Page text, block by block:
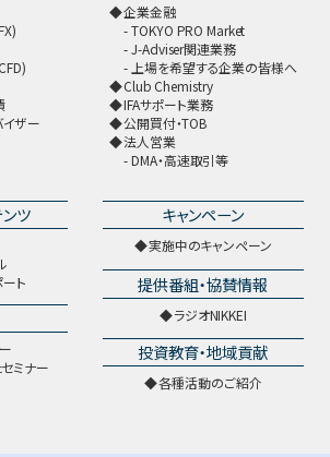
ザー
企業金融
TOKYO PRO Market
J-Adviser関連業務
上場を希望する企業の皆様へ
Club Chemistry
IFAサポート業務
公開買付・TOB
法人営業
DMA・高速取引等
ツ
ト
ミナー
キャンペーン
実施中のキャンペーン
提供番組・協賛情報
ラジオNIKKEI
投資教育・地域貢献
各種活動のご紹介